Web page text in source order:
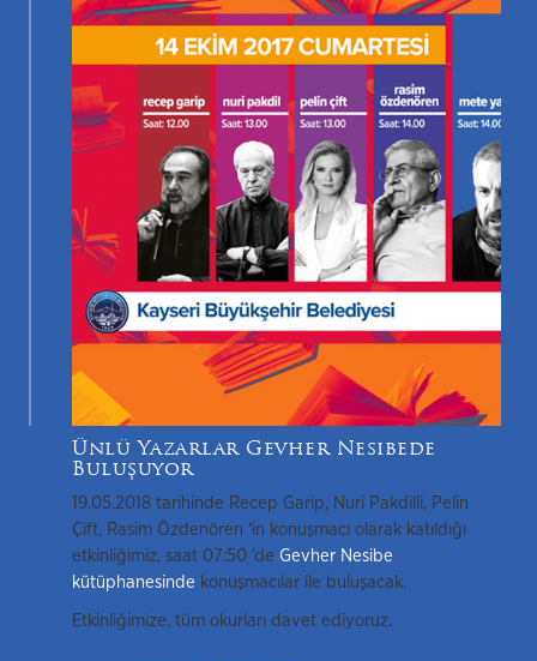
Ünlü Yazarlar Gevher Nesibede
Buluşuyor
19.05.2018 tarihinde Recep Garip, Nuri Pakdilli, Pelin
Çift, Rasim Özdenören ‘in konuşmacı olarak katıldığı
etkinliğimiz, saat 07:50 ’de Gevher Nesibe
kütüphanesinde konuşmacılar ile buluşacak.
Etkinliğimize, tüm okurları davet ediyoruz.